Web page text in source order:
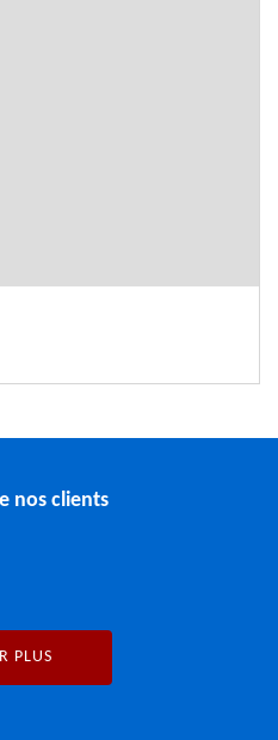
nos clients
PLUS